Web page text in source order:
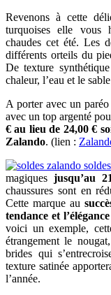
Revenons à cette
turquoises elle vous
chaudes cet été. Les
différents orteils du
De texture
chaleur, l’eau et le
A porter avec un
avec un top argenté
€ au lieu de 24,00 €
Zalando. (lien :
magiques jusqu’au
chaussures sont en
Cette marque au
tendance et l’élégance
voici un exemple,
étrangement le
brides qui
texture satinée
l’année.